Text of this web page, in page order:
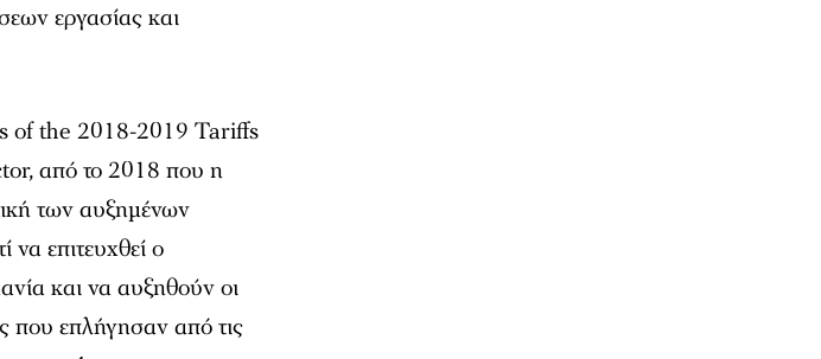
εργασίας και
of the 2018-2019 Tariffs
από το 2018 που η
των αυξημένων
να επιτευχθεί ο
και να αυξηθούν οι
που επλήγησαν από τις